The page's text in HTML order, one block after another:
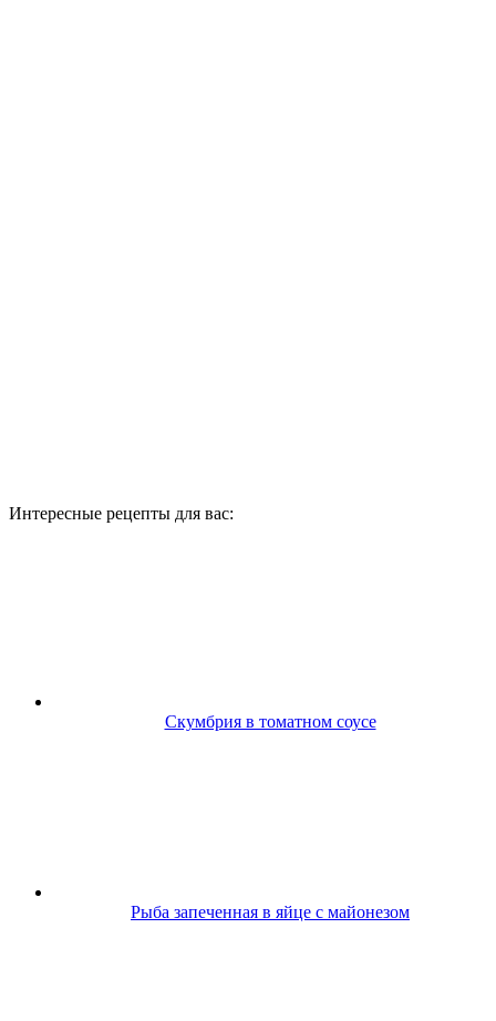
Интересные рецепты для вас:
Скумбрия в томатном соусе
Рыба запеченная в яйце с майонезом